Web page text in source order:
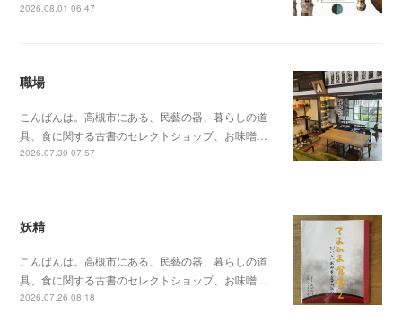
2026.08.01 06:47
職場
こんばんは。高槻市にある、民藝の器、暮らしの道
具、食に関する古書のセレクトショップ、お味噌…
2026.07.30 07:57
妖精
こんばんは。高槻市にある、民藝の器、暮らしの道
具、食に関する古書のセレクトショップ、お味噌…
2026.07.26 08:18